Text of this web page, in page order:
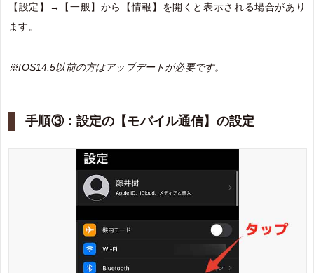
【設定】→【一般】から【情報】を開くと表示される場合があり
ます。
※IOS14.5以前の方はアップデートが必要です。
手順③：設定の【モバイル通信】の設定